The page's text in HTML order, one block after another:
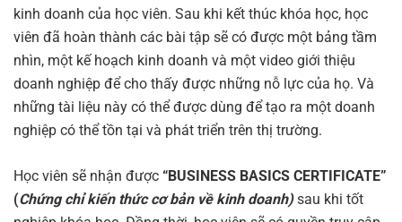
kinh doanh của học viên. Sau khi kết thúc khóa học, học
viên đã hoàn thành các bài tập sẽ có được một bảng tầm
nhìn, một kế hoạch kinh doanh và một video giới thiệu
doanh nghiệp để cho thấy được những nỗ lực của họ. Và
những tài liệu này có thể được dùng để tạo ra một doanh
nghiệp có thể tồn tại và phát triển trên thị trường.
Học viên sẽ nhận được “BUSINESS BASICS CERTIFICATE”
(Chứng chỉ kiến thức cơ bản về kinh doanh)sau khi tốt